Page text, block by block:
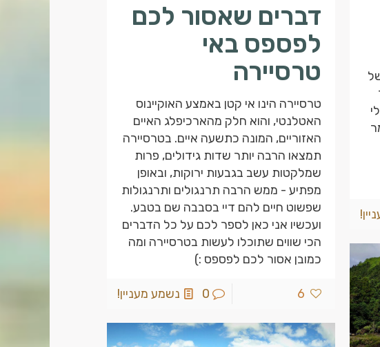
דברים שאסור לכם
לפספס באי
טרסיירה
טרסיירה הינו אי קטן באמצע האוקיינוס
האטלנטי, והוא חלק מהארכיפלג האיים
האזוריים, המונה כתשעה איים. בטרסיירה
תמצאו הרבה יותר שדות גידולים, פרות
שמלקטות עשב בגבעות ירוקות, ובאופן
מפתיע - ממש הרבה תרנגולים ותרנגולות
שפשוט חיים להם דיי בסבבה שם בטבע.
ועכשיו אני כאן לספר לכם על כל הדברים
הכי שווים שתוכלו לעשות בטרסיירה ומה
כמובן אסור לכם לפספס :)
6
0 נשמע מעניין!